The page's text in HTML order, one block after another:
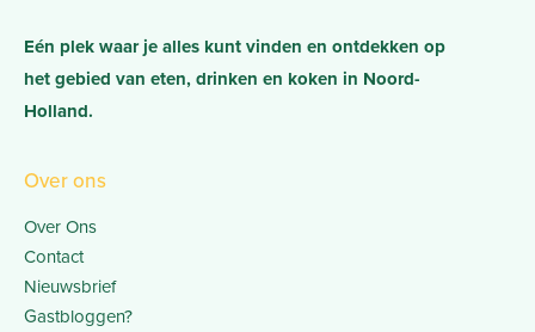
Eén plek waar je alles kunt vinden en ontdekken op
het gebied van eten, drinken en koken in Noord-
Holland.
Over ons
Over Ons
Contact
Nieuwsbrief
Gastbloggen?